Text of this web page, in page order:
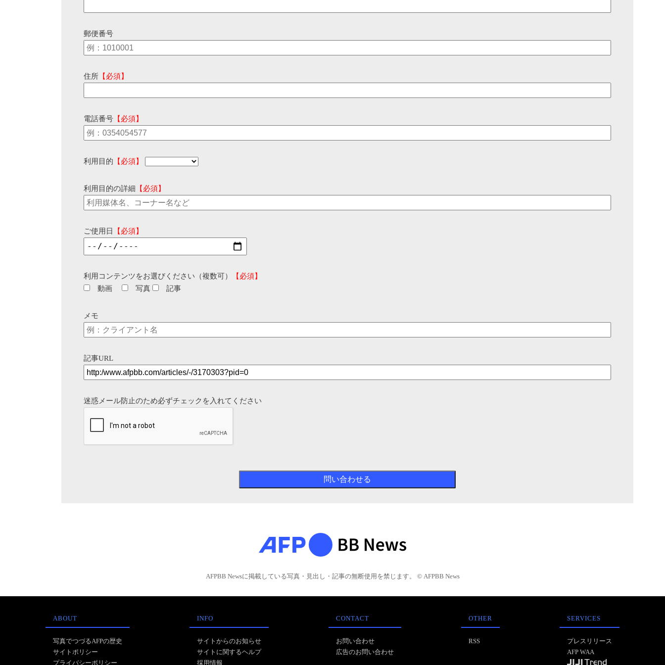
郵便番号
住所 【必須】
電話番号 【必須】
利用目的 【必須】
利用目的の詳細 【必須】
ご使用日 【必須】
利用コンテンツをお選びください（複数可）
【必須】
動画
写真 記事
メモ
記事URL
迷惑メール防止のため必ずチェックを入れてください
AFPBB Newsに掲載している写真・見出し・記事の無断使用を禁じます。 © AFPBB News
ABOUT
写真でつづるAFPの歴史
サイトポリシー
プライバシーポリシー
INFO
サイトからのお知らせ
サイトに関するヘルプ
採用情報
CONTACT
お問い合わせ
広告のお問い合わせ
OTHER
RSS
SERVICES
プレスリリース
AFP WAA